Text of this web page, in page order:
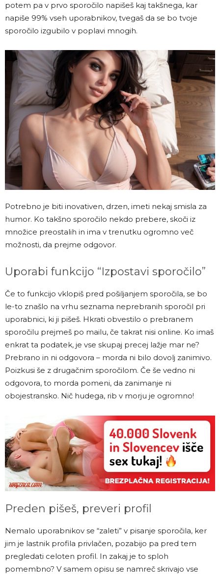
potem pa v prvo sporočilo napišeš kaj takšnega, kar
napiše 99% vseh uporabnikov, tvegaš da se bo tvoje
sporočilo izgubilo v poplavi mnogih.
Potrebno je biti inovativen, drzen, imeti nekaj smisla za
humor. Ko takšno sporočilo nekdo prebere, skoči iz
množice preostalih in ima v trenutku ogromno več
možnosti, da prejme odgovor.
Uporabi funkcijo “Izpostavi sporočilo”
Če to funkcijo vklopiš pred pošiljanjem sporočila, se bo
le-to znašlo na vrhu seznama neprebranih sporočil pri
uporabnici, ki ji pišeš. Hkrati obvestilo o prebranem
sporočilu prejmeš po mailu, če takrat nisi online. Ko imaš
enkrat ta podatek, je vse skupaj precej lažje mar ne?
Prebrano in ni odgovora – morda ni bilo dovolj zanimivo.
Poizkusi še z drugačnim sporočilom. Če še vedno ni
odgovora, to morda pomeni, da zanimanje ni
obojestransko. Nič hudega, rib v morju je ogromno!
Preden pišeš, preveri profil
Nemalo uporabnikov se “zaleti” v pisanje sporočila, ker
jim je lastnik profila privlačen, pozabijo pa pred tem
pregledati celoten profil. In zakaj je to sploh
pomembno? V samem opisu se namreč skrivajo vse